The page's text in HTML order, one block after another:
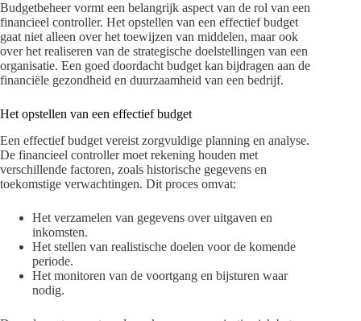
Budgetbeheer vormt een belangrijk aspect van de rol van een
financieel controller. Het opstellen van een effectief budget
gaat niet alleen over het toewijzen van middelen, maar ook
over het realiseren van de strategische doelstellingen van een
organisatie. Een goed doordacht budget kan bijdragen aan de
financiële gezondheid en duurzaamheid van een bedrijf.
Het opstellen van een effectief budget
Een effectief budget vereist zorgvuldige planning en analyse.
De financieel controller moet rekening houden met
verschillende factoren, zoals historische gegevens en
toekomstige verwachtingen. Dit proces omvat:
Het verzamelen van gegevens over uitgaven en
inkomsten.
Het stellen van realistische doelen voor de komende
periode.
Het monitoren van de voortgang en bijsturen waar
nodig.